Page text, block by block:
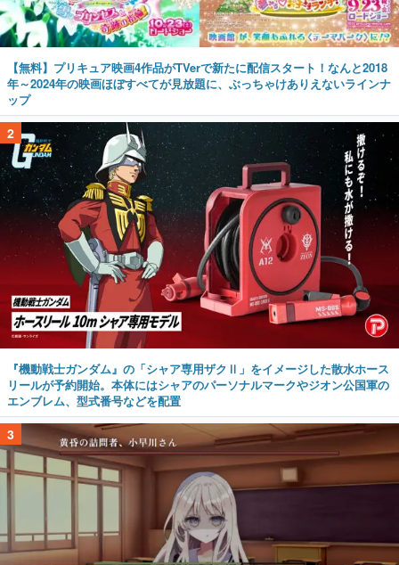
【無料】プリキュア映画4作品がTVerで新たに配信スタート！なんと2018
年～2024年の映画ほぼすべてが見放題に、ぶっちゃけありえないラインナ
ップ
2
『機動戦士ガンダム』の「シャア専用ザクⅡ」をイメージした散水ホース
リールが予約開始。本体にはシャアのパーソナルマークやジオン公国軍の
エンブレム、型式番号などを配置
3